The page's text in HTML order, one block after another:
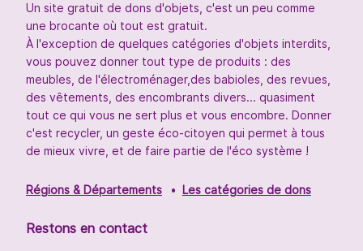
Un site gratuit de dons d'objets, c'est un peu comme
une brocante où tout est gratuit.
À l'exception de quelques catégories d'objets interdits,
vous pouvez donner tout type de produits : des
meubles, de l'électroménager,des babioles, des revues,
des vêtements, des encombrants divers... quasiment
tout ce qui vous ne sert plus et vous encombre. Donner
c'est recycler, un geste éco-citoyen qui permet à tous
de mieux vivre, et de faire partie de l'éco système !
Régions & Départements Les catégories de dons
Restons en contact